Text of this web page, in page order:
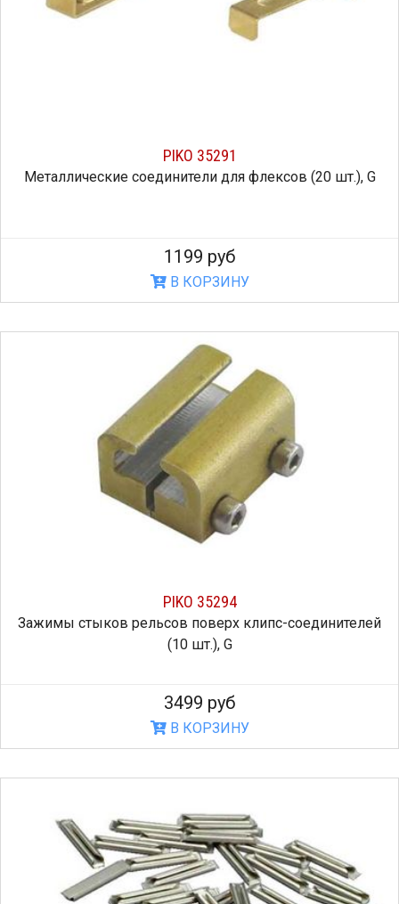
PIKO 35291
Металлические соединители для флексов (20 шт.), G
1199 руб
В КОРЗИНУ
PIKO 35294
Зажимы стыков рельсов поверх клипс-соединителей
(10 шт.), G
3499 руб
В КОРЗИНУ